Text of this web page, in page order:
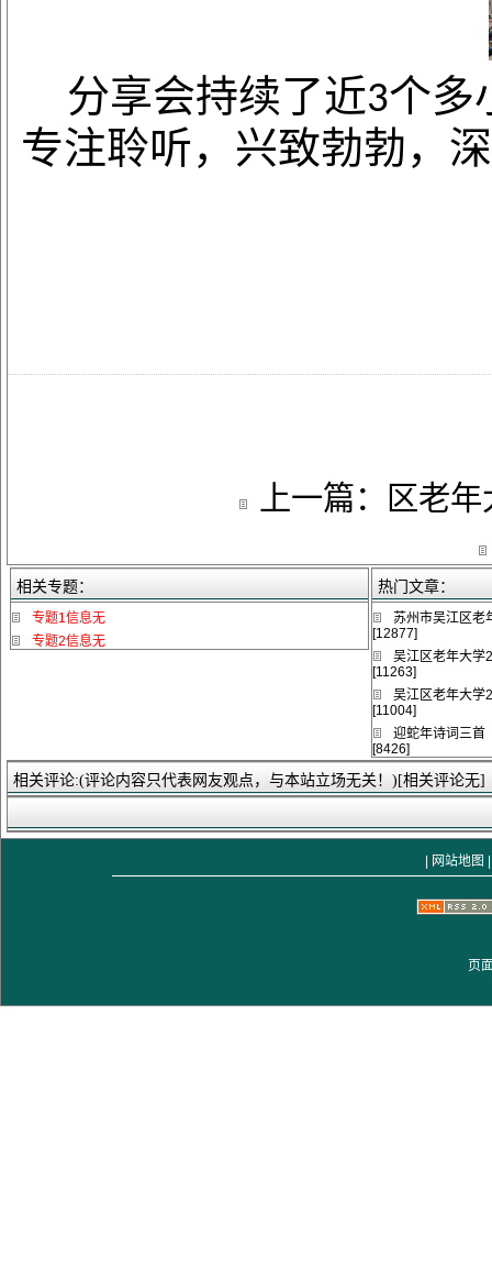
分享会持续了近3个多
专注聆听，兴致勃勃，
上一篇： 区老
相关专题：
专题1信息无
专题2信息无
热门文章：
苏州市吴江区老
[12877]
吴江区老年大学
[11263]
吴江区老年大学
[11004]
迎蛇年诗词三首
[8426]
相关评论:(评论内容只代表网友观点，与本站立场无关！)[相关评论无]
网站地图
页